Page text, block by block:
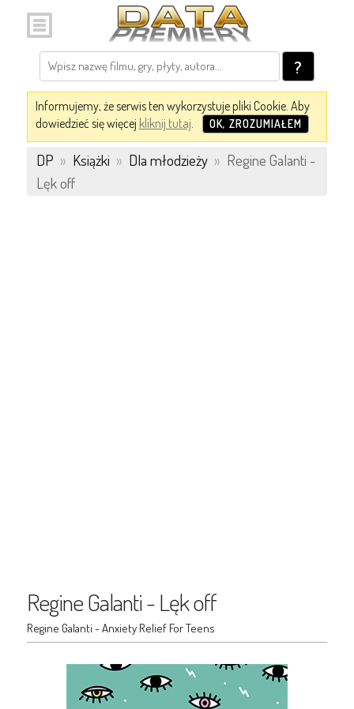
?
Informujemy, że serwis ten wykorzystuje pliki Cookie. Aby
dowiedzieć się więcej kliknij tutaj. OK, ZROZUMIAŁEM
DP » Książki » Dla młodzieży » Regine Galanti -
Lęk off
Regine Galanti - Lęk off
Regine Galanti - Anxiety Relief For Teens